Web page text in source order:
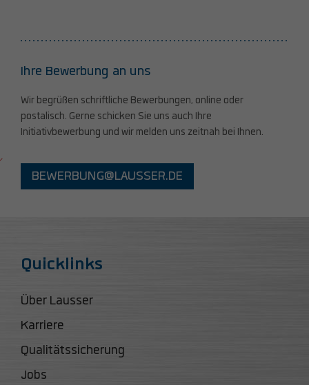
Ihre Bewerbung an uns
Wir begrüßen schriftliche Bewerbungen, online oder
postalisch. Gerne schicken Sie uns auch Ihre
Initiativbewerbung und wir melden uns zeitnah bei Ihnen.
BEWERBUNG@LAUSSER.DE
Quicklinks
Über Lausser
Karriere
Qualitätssicherung
Jobs